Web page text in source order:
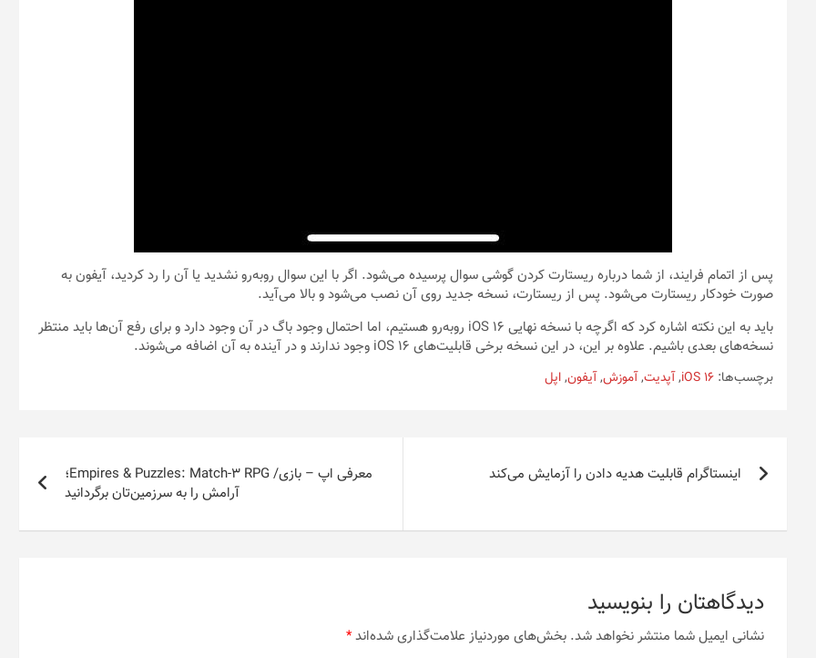
پس از اتمام فرایند، از شما درباره ریستارت کردن گوشی سوال پرسیده می‌شود. اگر با این سوال روبه‌رو نشدید یا آن را رد کردید، آیفون به
صورت خودکار ریستارت می‌شود. پس از ریستارت، نسخه جدید روی آن نصب می‌شود و بالا می‌آید.
باید به این نکته اشاره کرد که اگرچه با نسخه نهایی iOS 16 روبه‌رو هستیم، اما احتمال وجود باگ در آن وجود دارد و برای رفع‌ آن‌ها باید منتظر
نسخه‌های بعدی باشیم. علاوه بر این، در این نسخه برخی قابلیت‌های iOS 16 وجود ندارند و در آینده به آن اضافه می‌شوند.
برچسب‌ها: iOS 16
,آپدیت,آموزش,آیفون,اپل
راهبری
نوشتهاینستاگرام قابلیت هدیه دادن را آزمایش می‌کند
معرفی اپ – بازی/ Empires & Puzzles: Match-3 RPG؛
آرامش را به سرزمین‌تان برگردانید
دیدگاهتان را بنویسید
نشانی ایمیل شما منتشر نخواهد شد. بخش‌های موردنیاز علامت‌گذاری شده‌اند*